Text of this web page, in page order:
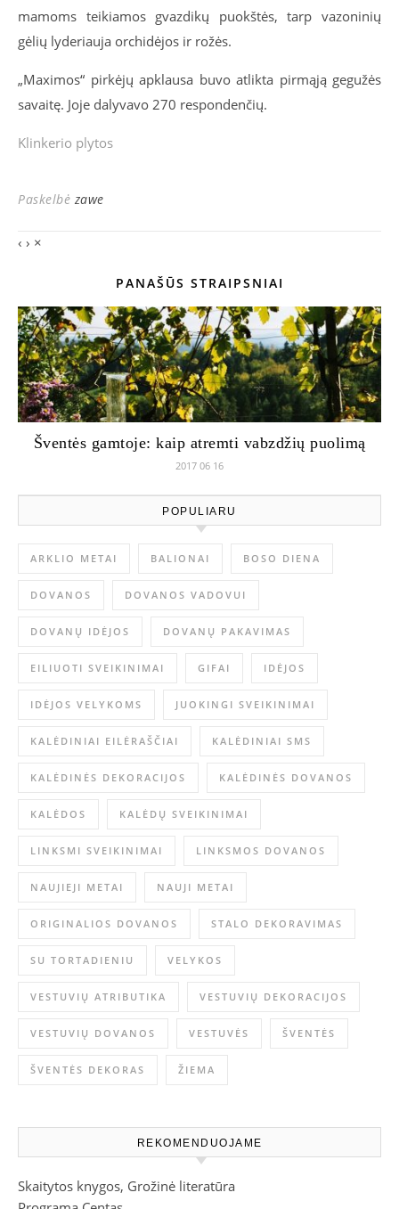
mamoms teikiamos gvazdikų puokštės, tarp vazoninių
gėlių lyderiauja orchidėjos ir rožės.
„Maximos“ pirkėjų apklausa buvo atlikta pirmąją gegužės
savaitę. Joje dalyvavo 270 respondenčių.
Klinkerio plytos
Paskelbė zawe
‹ › ×
PANAŠŪS STRAIPSNIAI
Šventės gamtoje: kaip atremti vabzdžių puolimą
2017 06 16
POPULIARU
ARKLIO METAI BALIONAI BOSO DIENA
DOVANOS DOVANOS VADOVUI
DOVANŲ IDĖJOS DOVANŲ PAKAVIMAS
EILIUOTI SVEIKINIMAI GIFAI IDĖJOS
IDĖJOS VELYKOMS JUOKINGI SVEIKINIMAI
KALĖDINIAI EILĖRAŠČIAI KALĖDINIAI SMS
KALĖDINĖS DEKORACIJOS KALĖDINĖS DOVANOS
KALĖDOS KALĖDŲ SVEIKINIMAI
LINKSMI SVEIKINIMAI LINKSMOS DOVANOS
NAUJIEJI METAI NAUJI METAI
ORIGINALIOS DOVANOS STALO DEKORAVIMAS
SU TORTADIENIU VELYKOS
VESTUVIŲ ATRIBUTIKA VESTUVIŲ DEKORACIJOS
VESTUVIŲ DOVANOS VESTUVĖS ŠVENTĖS
ŠVENTĖS DEKORAS ŽIEMA
REKOMENDUOJAME
Skaitytos knygos, Grožinė literatūra